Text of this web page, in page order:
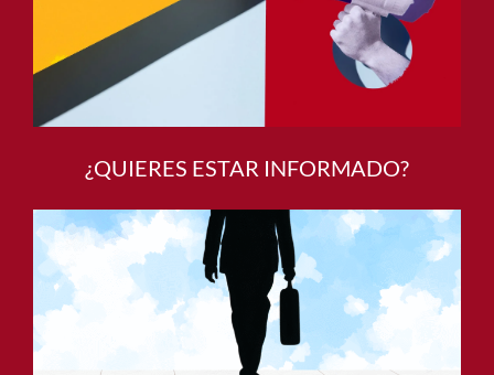
¿QUIERES ESTAR INFORMADO?